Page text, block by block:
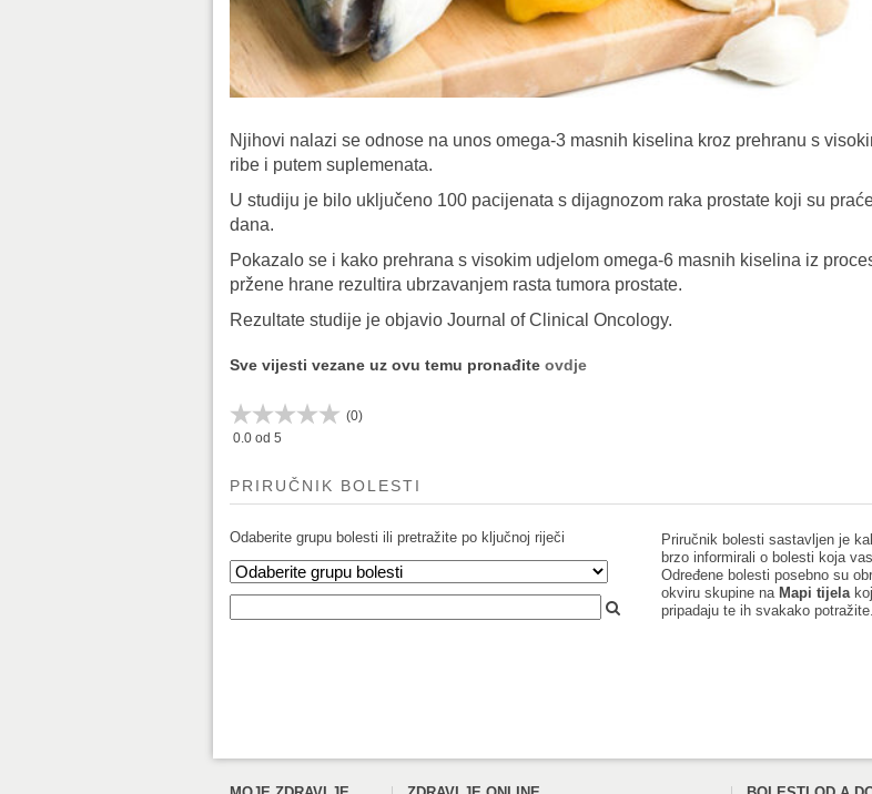
Njihovi nalazi se odnose na unos omega-3 masnih kiselina kroz prehranu s
ribe i putem suplemenata.
U studiju je bilo uključeno 100 pacijenata s dijagnozom raka prostate koji su
dana.
Pokazalo se i kako prehrana s visokim udjelom omega-6 masnih kiselina iz
pržene hrane rezultira ubrzavanjem rasta tumora prostate.
Rezultate studije je objavio Journal of Clinical Oncology.
Sve vijesti vezane uz ovu temu pronađite ovdje
(0)
0.0 od 5
PRIRUČNIK BOLESTI
Odaberite grupu bolesti ili pretražite po ključnoj riječi
Priručnik bolesti sastavljen je
brzo informirali o bolesti koja
Određene bolesti posebno su
okviru skupine na Mapi tijela
pripadaju te ih svakako potražite.